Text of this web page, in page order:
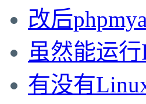
改后
虽然能运
有没有